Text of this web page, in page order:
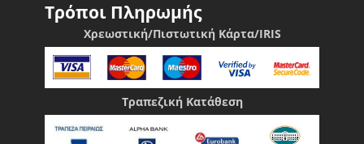
Τρόποι Πληρωμής
Χρεωστική/Πιστωτική Κάρτα/IRIS
Τραπεζική Κατάθεση